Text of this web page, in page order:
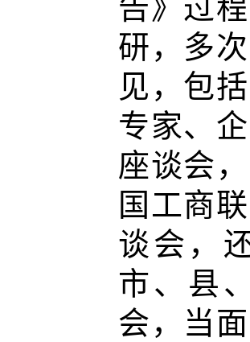
告》过
研，多
见，包
专家、
座谈会
国工商
谈会，
市、县
会，当